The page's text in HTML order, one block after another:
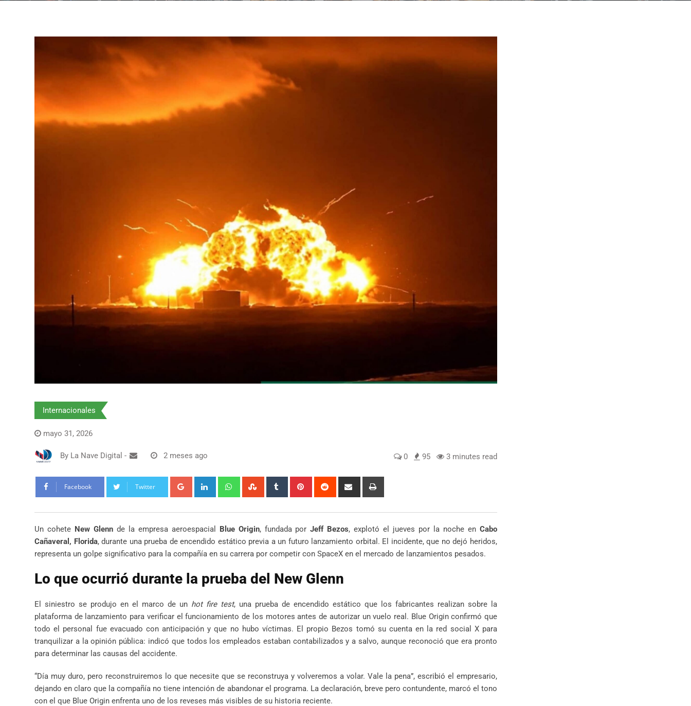
Internacionales
mayo 31, 2026
By La Nave Digital - 2 meses ago 0 95 3 minutes read
Facebook Twitter Google+ LinkedIn WhatsappStumbleUpon
Tumblr Pinterest Reddit
Share
Un cohete New Glennde la empresa aeroespacial Blue Origin, fundada porJeff Bezos, explotó el jueves por la noche enCabo
Cañaveral, Florida, durante una prueba de encendido estático previa a un futuro lanzamiento orbital. El incidente, que no dejó heridos,
representa un golpe significativo para la compañía en su carrera por competir con SpaceX en el mercado de lanzamientos pesados.
Lo que ocurrió durante la prueba del New Glenn
El siniestro se produjo en el marco de un hot fire test, una prueba de encendido estático que los fabricantes realizan sobre la
plataforma de lanzamiento para verificar el funcionamiento de los motores antes de autorizar un vuelo real. Blue Origin confirmó que
todo el personal fue evacuado con anticipación y que no hubo víctimas. El propio Bezos tomó su cuenta en la red social X para
tranquilizar a la opinión pública: indicó que todos los empleados estaban contabilizados y a salvo, aunque reconoció que era pronto
para determinar las causas del accidente.
“Día muy duro, pero reconstruiremos lo que necesite que se reconstruya y volveremos a volar. Vale la pena”, escribió el empresario,
dejando en claro que la compañía no tiene intención de abandonar el programa. La declaración, breve pero contundente, marcó el tono
con el que Blue Origin enfrenta uno de los reveses más visibles de su historia reciente.